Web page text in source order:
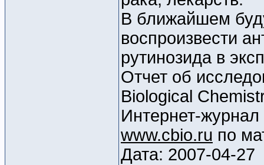
В ближайшем
воспроизвести
рутинозида в
Отчет об
Biological
Интернет-
www.cbio.ru по
Дата: 2007-04-27